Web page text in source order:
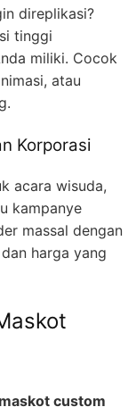
direplikasi?
tinggi
miliki. Cocok
atau
Korporasi
acara wisuda,
kampanye
massal dengan
harga yang
custom